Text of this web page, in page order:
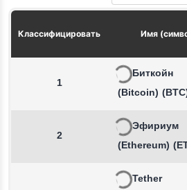
Классифицировать Имя
1
Биткойн
(Bitcoin)
2
Эфириум
(Ethereum)
Tether